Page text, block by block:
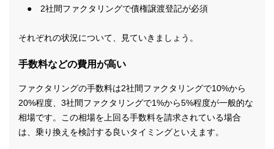
● 2社間ファクタリングで債権譲渡登記が必須
それぞれの状況について、見ていきましょう。
手数料などの費用が高い
ファクタリングの手数料は2社間ファクタリングで10%から
20%程度、3社間ファクタリングで1%から5%程度が一般的な
相場です。この相場を上回る手数料を請求されている場合
は、乗り換えを検討する良いタイミングといえます。